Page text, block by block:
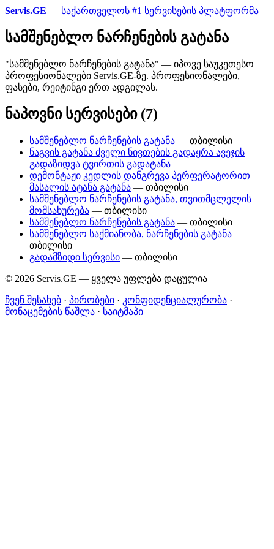
Servis.GE — საქართველოს #1 სერვისების პლატფორმა
სამშენებლო ნარჩენების გატანა
"სამშენებლო ნარჩენების გატანა" — იპოვე საუკეთესო
პროფესიონალები Servis.GE-ზე. პროფესიონალები,
ფასები, რეიტინგი ერთ ადგილას.
ნაპოვნი სერვისები (7)
სამშენებლო ნარჩენების გატანა — თბილისი
ნაგვის გატანა ძველი ნივთების გადაყრა ავეჯის
გადაზიდვა ტვირთის გადატანა
დემონტაჟი კედლის დანგრევა პერფერატორით
მასალის ატანა გატანა — თბილისი
სამშენებლო ნარჩენების გატანა, თვითმცლელის
მომსახურება — თბილისი
სამშენებლო ნარჩენების გატანა — თბილისი
სამშენებლო საქმიანობა, ნარჩენების გატანა —
თბილისი
გადამზიდი სერვისი — თბილისი
© 2026 Servis.GE — ყველა უფლება დაცულია
ჩვენ შესახებ · პირობები · კონფიდენციალურობა ·
მონაცემების წაშლა · საიტმაპი